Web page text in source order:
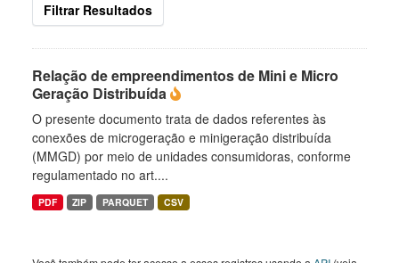
Filtrar Resultados
Relação de empreendimentos de Mini e Micro
Geração Distribuída
O presente documento trata de dados referentes às
conexões de microgeração e minigeração distribuída
(MMGD) por meio de unidades consumidoras, conforme
regulamentado no art....
PDF ZIP PARQUET CSV